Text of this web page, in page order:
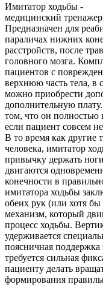
Имитатор ходьбы -
медицинский тренажер
Предназначен для
параличах нижних
расстройств, после
головного мозга.
пациентов с
верхнюю часть тела, в
можно приобрести
дополнительную
том, что он полностью
если пациент совсем
В то время как
человека, имитатор
привычку держать
двигаются
конечности в
имитатора ходьбы
обеих рук (или хотя
механизм, который
процесс ходьбы.
удерживается
поясничная поддержка
требуется сильная
пациенту делать
формирования